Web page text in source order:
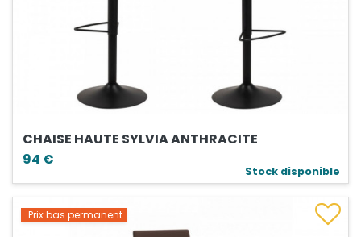
CHAISE HAUTE SYLVIA ANTHRACITE
94 €
Stock disponible
Prix bas permanent